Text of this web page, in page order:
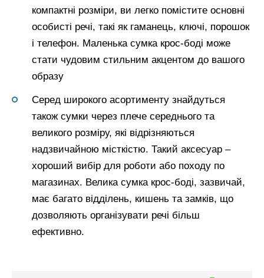
компактні розміри, ви легко помістите основні
особисті речі, такі як гаманець, ключі, порошок
і телефон. Маленька сумка крос-боді може
стати чудовим стильним акцентом до вашого
образу
Серед широкого асортименту знайдуться
також сумки через плече середнього та
великого розміру, які відрізняються
надзвичайною місткістю. Такий аксесуар –
хороший вибір для роботи або походу по
магазинах. Велика сумка крос-боді, зазвичай,
має багато відділень, кишень та замків, що
дозволяють організувати речі більш
ефективно.